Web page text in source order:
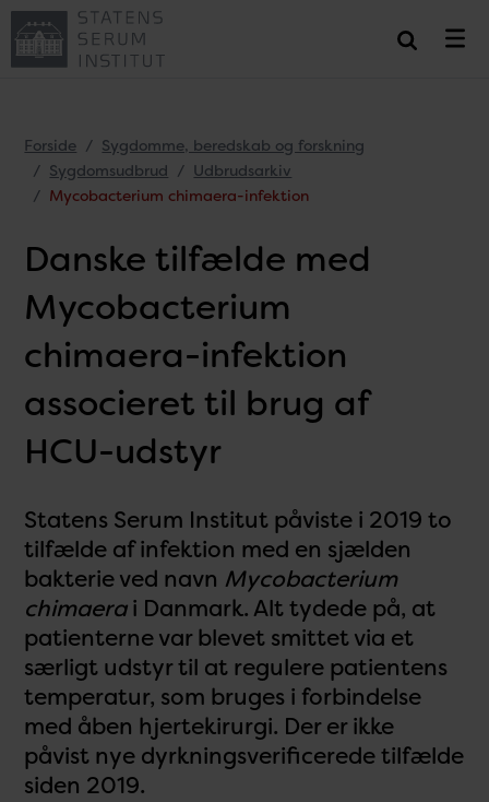
Forside
Sygdomme, beredskab og forskning
Sygdomsudbrud
Udbrudsarkiv
Mycobacterium chimaera-infektion
Danske tilfælde med
Mycobacterium
chimaera-infektion
associeret til brug af
HCU-udstyr
Statens Serum Institut påviste i 2019 to
tilfælde af infektion med en sjælden
bakterie ved navn Mycobacterium
chimaerai Danmark. Alt tydede på, at
patienterne var blevet smittet via et
særligt udstyr til at regulere patientens
temperatur, som bruges i forbindelse
med åben hjertekirurgi. Der er ikke
påvist nye dyrkningsverificerede tilfælde
siden 2019.